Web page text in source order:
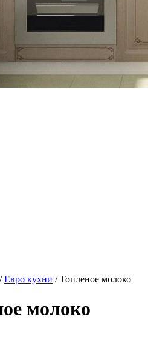
/Евро кухни / Топленое молоко
молоко